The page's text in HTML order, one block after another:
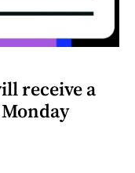
receive a